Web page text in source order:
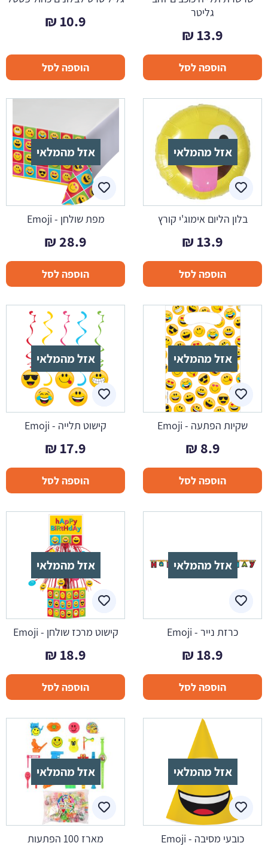
גליטר
13.9
₪
הוספה לסל
10.9
₪
הוספה לסל
אזל מהמלאי
בלון הליום אימוג'י קורץ
13.9
₪
הוספה לסל
אזל מהמלאי
מפת שולחן - Emoji
28.9
₪
הוספה לסל
אזל מהמלאי
שקיות הפתעה - Emoji
8.9
₪
הוספה לסל
אזל מהמלאי
קישוט תלייה - Emoji
17.9
₪
הוספה לסל
אזל מהמלאי
כרזת נייר - Emoji
18.9
₪
הוספה לסל
אזל מהמלאי
קישוט מרכז שולחן - Emoji
18.9
₪
הוספה לסל
אזל מהמלאי
כובעי מסיבה - Emoji
אזל מהמלאי
מארז 100 הפתעות